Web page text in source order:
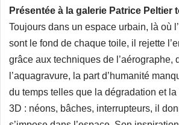
Présentée à la galerie Patrice Peltier
Toujours dans un espace urbain, là où
sont le fond de chaque toile, il rejette
grâce aux techniques de
l’aquagravure, la part d’humanité
du temps telles que la dégradation et
3D : néons, bâches, interrupteurs, il